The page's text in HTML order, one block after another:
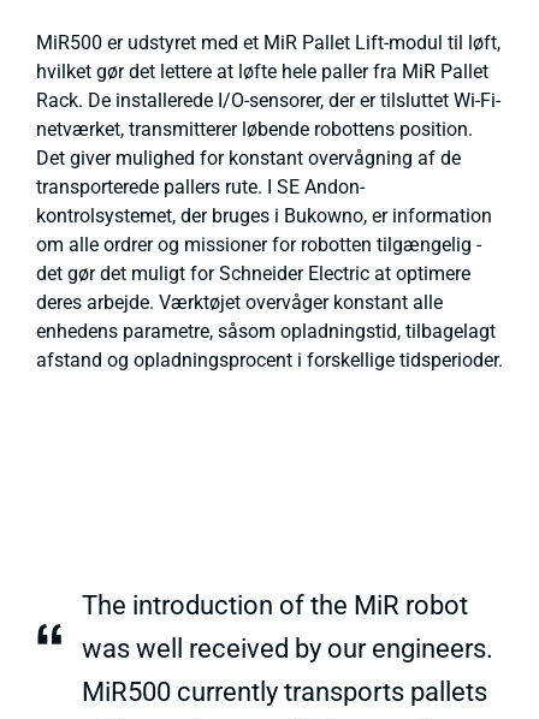
MiR500 er udstyret med et MiR Pallet Lift-modul til løft,
hvilket gør det lettere at løfte hele paller fra MiR Pallet
Rack. De installerede I/O-sensorer, der er tilsluttet Wi-Fi-
netværket, transmitterer løbende robottens position.
Det giver mulighed for konstant overvågning af de
transporterede pallers rute. I SE Andon-
kontrolsystemet, der bruges i Bukowno, er information
om alle ordrer og missioner for robotten tilgængelig -
det gør det muligt for Schneider Electric at optimere
deres arbejde. Værktøjet overvåger konstant alle
enhedens parametre, såsom opladningstid, tilbagelagt
afstand og opladningsprocent i forskellige tidsperioder.
“
The introduction of the MiR robot
was well received by our engineers.
MiR500 currently transports pallets